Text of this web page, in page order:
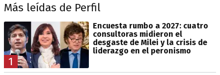
Más leídas de Perfil
1
Encuesta rumbo a 2027: cuatro
consultoras midieron el
desgaste de Milei y la crisis de
liderazgo en el peronismo